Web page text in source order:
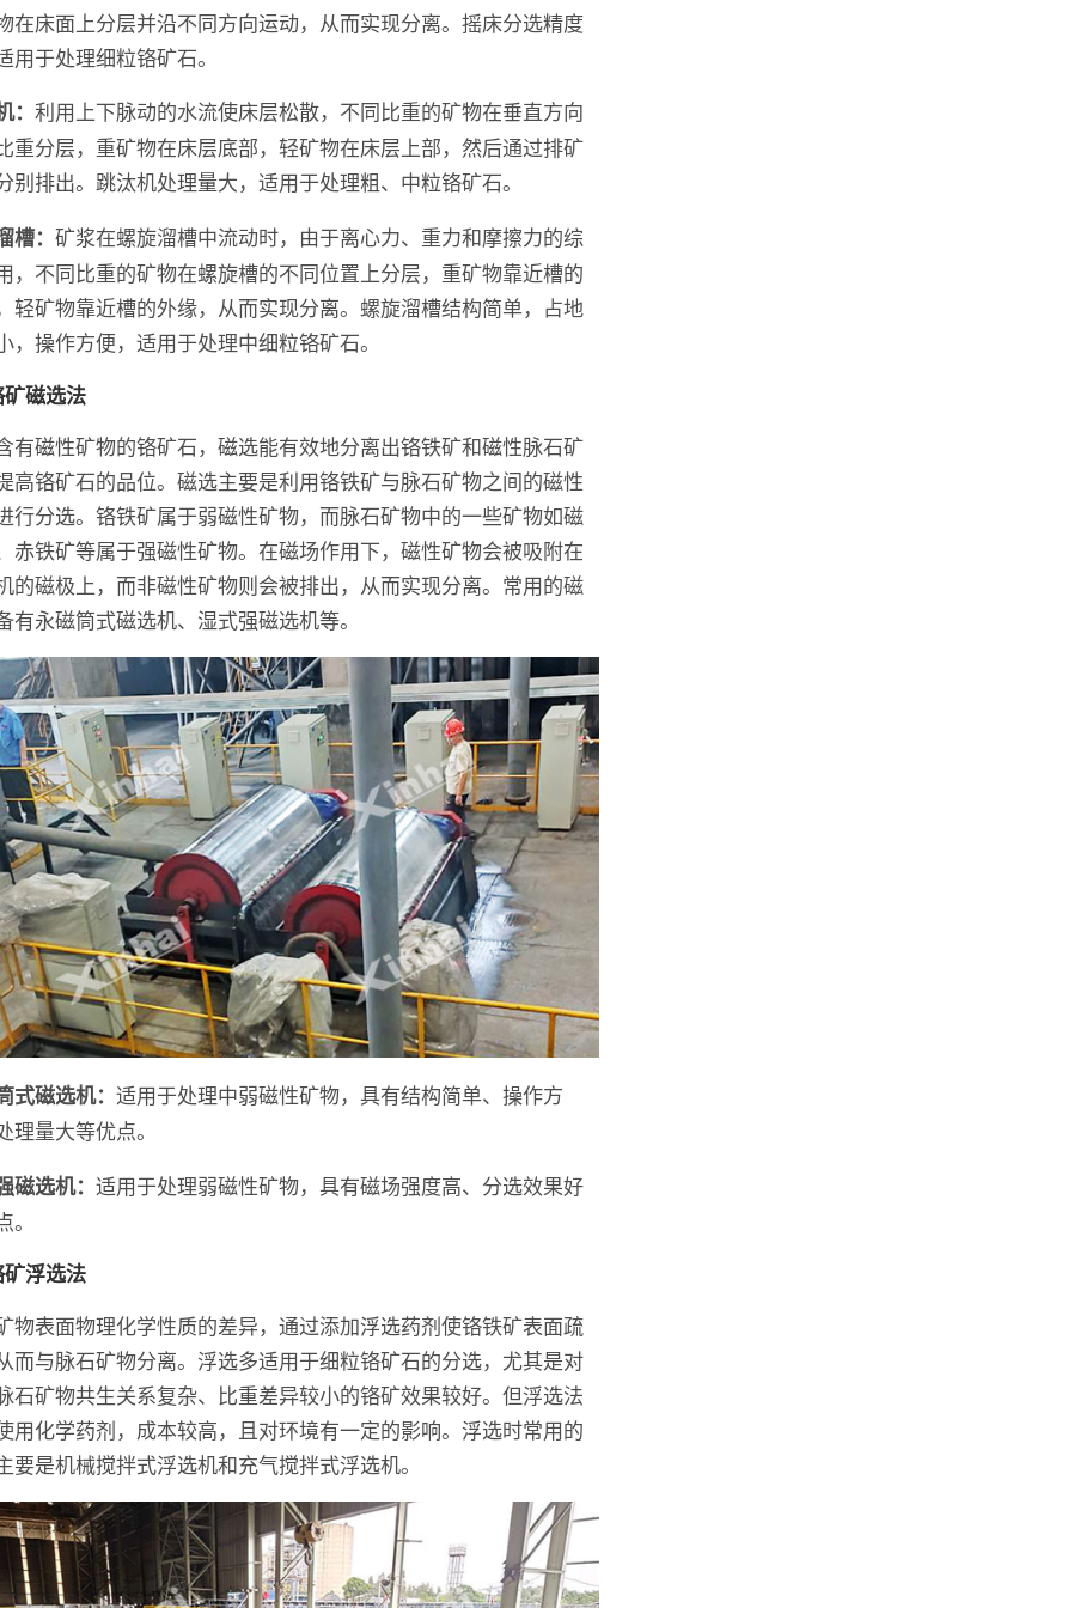
在床面上分层并沿不同方向运动，从而实现分离。摇床分选精度
用于处理细粒铬矿石。
利用上下脉动的水流使床层松散，不同比重的矿物在垂直方向
重分层，重矿物在床层底部，轻矿物在床层上部，然后通过排矿
别排出。跳汰机处理量大，适用于处理粗、中粒铬矿石。
槽： 矿浆在螺旋溜槽中流动时，由于离心力、重力和摩擦力的综
，不同比重的矿物在螺旋槽的不同位置上分层，重矿物靠近槽的
轻矿物靠近槽的外缘，从而实现分离。螺旋溜槽结构简单，占地
，操作方便，适用于处理中细粒铬矿石。
磁选法
有磁性矿物的铬矿石，磁选能有效地分离出铬铁矿和磁性脉石矿
高铬矿石的品位。磁选主要是利用铬铁矿与脉石矿物之间的磁性
行分选。铬铁矿属于弱磁性矿物，而脉石矿物中的一些矿物如磁
赤铁矿等属于强磁性矿物。在磁场作用下，磁性矿物会被吸附在
的磁极上，而非磁性矿物则会被排出，从而实现分离。常用的磁
有永磁筒式磁选机、湿式强磁选机等。
式磁选机： 适用于处理中弱磁性矿物，具有结构简单、操作方
理量大等优点。
磁选机： 适用于处理弱磁性矿物，具有磁场强度高、分选效果好
浮选法
物表面物理化学性质的差异，通过添加浮选药剂使铬铁矿表面疏
而与脉石矿物分离。浮选多适用于细粒铬矿石的分选，尤其是对
石矿物共生关系复杂、比重差异较小的铬矿效果较好。但浮选法
用化学药剂，成本较高，且对环境有一定的影响。浮选时常用的
要是机械搅拌式浮选机和充气搅拌式浮选机。